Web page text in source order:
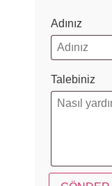
Adınız
Talebiniz